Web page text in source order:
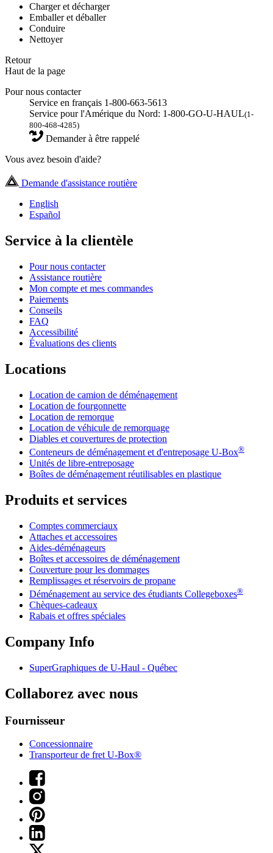
Charger et décharger
Emballer et déballer
Conduire
Nettoyer
Retour
Haut de la page
Pour nous contacter
Service en français 1-800-663-5613
Service pour l'Amérique du Nord: 1-800-GO-U-HAUL(1-
800-468-4285)
Demander à être rappelé
Vous avez besoin d'aide?
Demande d'assistance routière
English
Español
Service à la clientèle
Pour nous contacter
Assistance routière
Mon compte et mes commandes
Paiements
Conseils
FAQ
Accessibilité
Évaluations des clients
Locations
Location de camion de déménagement
Location de fourgonnette
Location de remorque
Location de véhicule de remorquage
Diables et couvertures de protection
Conteneurs de déménagement et d'entreposage U-Box®
Unités de libre-entreposage
Boîtes de déménagement réutilisables en plastique
Produits et services
Comptes commerciaux
Attaches et accessoires
Aides-déménageurs
Boîtes et accessoires de déménagement
Couverture pour les dommages
Remplissages et réservoirs de propane
Déménagement au service des étudiants Collegeboxes®
Chèques-cadeaux
Rabais et offres spéciales
Company Info
SuperGraphiques de U-Haul - Québec
Collaborez avec nous
Fournisseur
Concessionnaire
Transporteur de fret U-Box®